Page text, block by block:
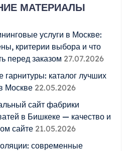
МАТЕРИАЛЫ
услуги в Москве:
критерии выбора и что
перед заказом 27.07.2026
гарнитуры: каталог лучших
Москве 22.05.2026
сайт фабрики
в Бишкеке — качество и
сайте 21.05.2026
современные